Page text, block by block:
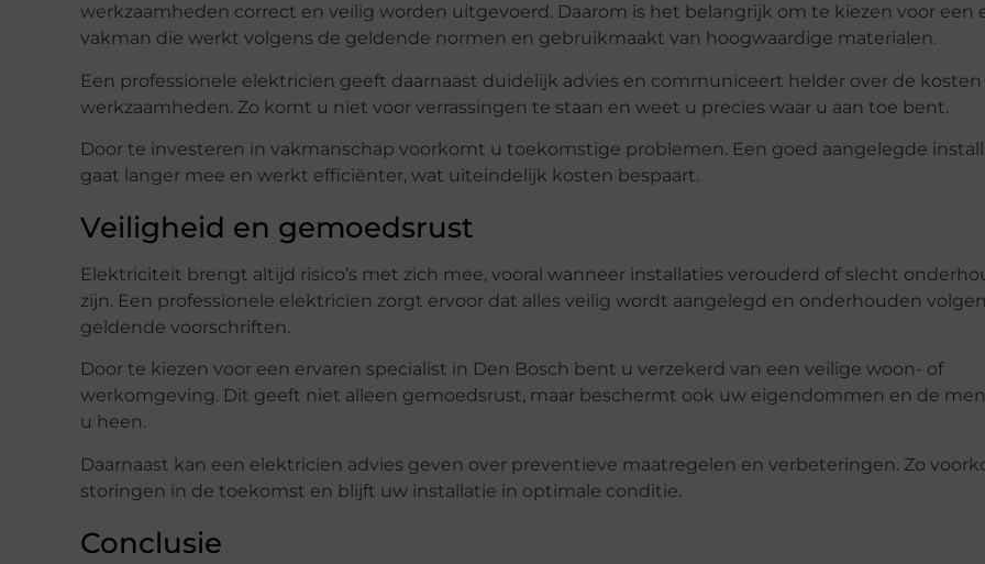
werkzaamheden correct en veilig worden uitgevoerd. Daarom is het belangrijk om te kiezen voor een
vakman die werkt volgens de geldende normen en gebruikmaakt van hoogwaardige materialen.
Een professionele elektricien geeft daarnaast duidelijk advies en communiceert helder over de kosten
werkzaamheden. Zo komt u niet voor verrassingen te staan en weet u precies waar u aan toe bent.
Door te investeren in vakmanschap voorkomt u toekomstige problemen. Een goed aangelegde
gaat langer mee en werkt efficiënter, wat uiteindelijk kosten bespaart.
Veiligheid en gemoedsrust
Elektriciteit brengt altijd risico’s met zich mee, vooral wanneer installaties verouderd of slecht
zijn. Een professionele elektricien zorgt ervoor dat alles veilig wordt aangelegd en onderhouden
geldende voorschriften.
Door te kiezen voor een ervaren specialist in Den Bosch bent u verzekerd van een veilige woon- of
werkomgeving. Dit geeft niet alleen gemoedsrust, maar beschermt ook uw eigendommen en de
u heen.
Daarnaast kan een elektricien advies geven over preventieve maatregelen en verbeteringen. Zo
storingen in de toekomst en blijft uw installatie in optimale conditie.
Conclusie